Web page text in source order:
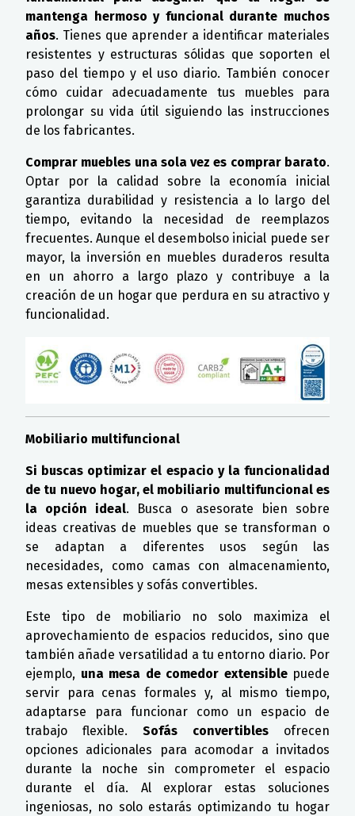
mantenga hermoso y funcional durante muchos
años. Tienes que aprender a identificar materiales
resistentes y estructuras sólidas que soporten el
paso del tiempo y el uso diario. También conocer
cómo cuidar adecuadamente tus muebles para
prolongar su vida útil siguiendo las instrucciones
de los fabricantes.
Comprar muebles una sola vez es comprar barato.
Optar por la calidad sobre la economía inicial
garantiza durabilidad y resistencia a lo largo del
tiempo, evitando la necesidad de reemplazos
frecuentes. Aunque el desembolso inicial puede ser
mayor, la inversión en muebles duraderos resulta
en un ahorro a largo plazo y contribuye a la
creación de un hogar que perdura en su atractivo y
funcionalidad.
Mobiliario multifuncional
Si buscas optimizar el espacio y la funcionalidad
de tu nuevo hogar, el mobiliario multifuncional es
la opción ideal. Busca o asesorate bien sobre
ideas creativas de muebles que se transforman o
se adaptan a diferentes usos según las
necesidades, como camas con almacenamiento,
mesas extensibles y sofás convertibles.
Este tipo de mobiliario no solo maximiza el
aprovechamiento de espacios reducidos, sino que
también añade versatilidad a tu entorno diario. Por
ejemplo, una mesa de comedor extensiblepuede
servir para cenas formales y, al mismo tiempo,
adaptarse para funcionar como un espacio de
trabajo flexible. Sofás convertibles ofrecen
opciones adicionales para acomodar a invitados
durante la noche sin comprometer el espacio
durante el día. Al explorar estas soluciones
ingeniosas, no solo estarás optimizando tu hogar